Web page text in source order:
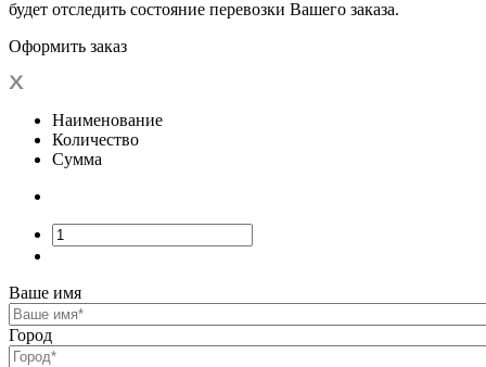
будет отследить состояние перевозки Вашего заказа.
Оформить заказ
Наименование
Количество
Сумма
Ваше имя
Город